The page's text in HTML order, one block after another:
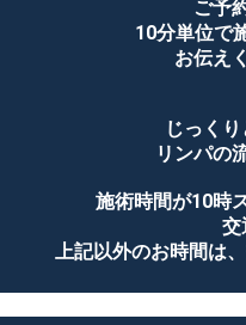
ご予
10分単位で
お伝え
じっくり
リンパの
施術時間が10時
交
上記以外のお時間は